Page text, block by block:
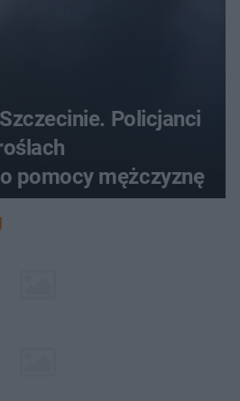
Policjanci
pomocy mężczyznę